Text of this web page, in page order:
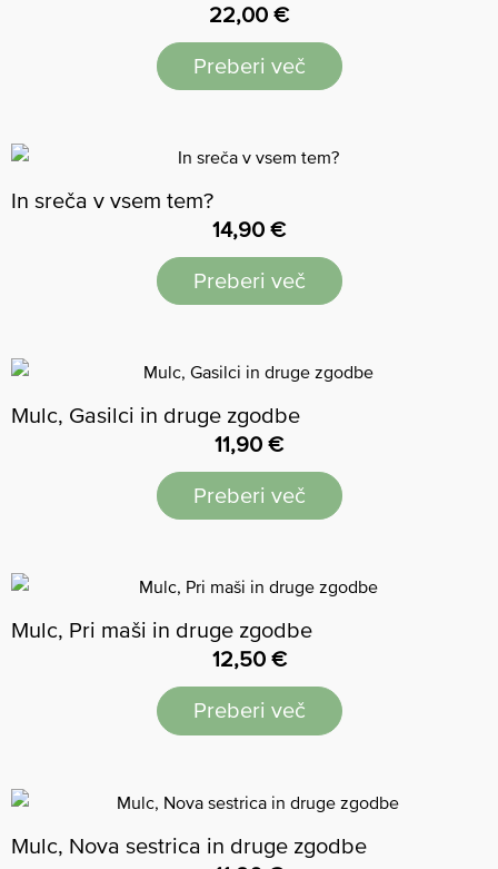
22,00 €
Preberi več
In sreča v vsem tem?
14,90 €
Preberi več
Mulc, Gasilci in druge zgodbe
11,90 €
Preberi več
Mulc, Pri maši in druge zgodbe
12,50 €
Preberi več
Mulc, Nova sestrica in druge zgodbe